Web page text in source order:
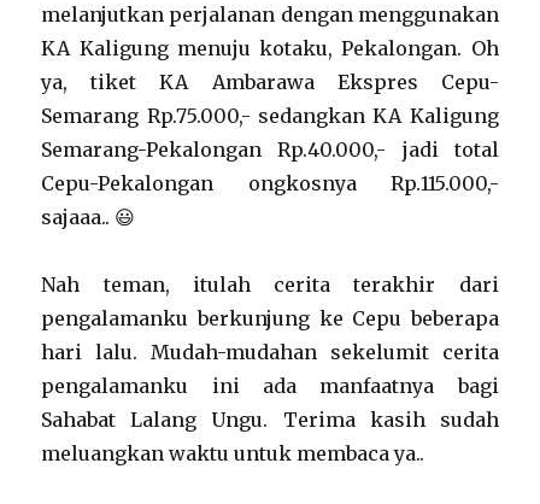
melanjutkan perjalanan dengan menggunakan
KA Kaligung menuju kotaku, Pekalongan. Oh
ya, tiket KA Ambarawa Ekspres Cepu-
Semarang Rp.75.000,- sedangkan KA Kaligung
Semarang-Pekalongan Rp.40.000,- jadi total
Cepu-Pekalongan ongkosnya Rp.115.000,-
sajaaa.. 😃
Nah teman, itulah cerita terakhir dari
pengalamanku berkunjung ke Cepu beberapa
hari lalu. Mudah-mudahan sekelumit cerita
pengalamanku ini ada manfaatnya bagi
Sahabat Lalang Ungu. Terima kasih sudah
meluangkan waktu untuk membaca ya..